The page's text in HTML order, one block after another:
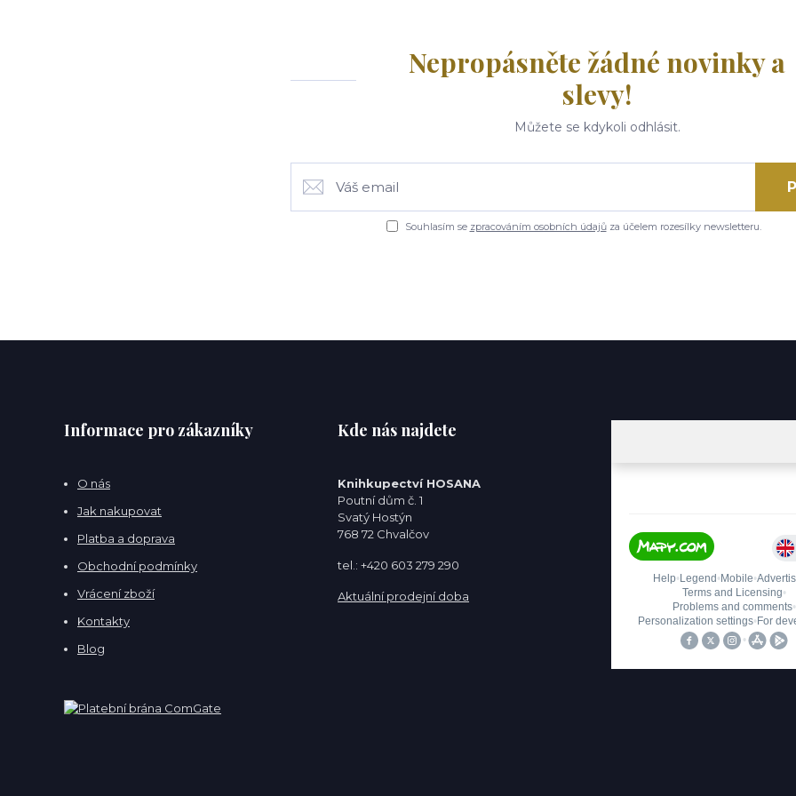
Nepropásněte žádné novinky a
slevy!
Můžete se kdykoli odhlásit.
Souhlasím se zpracováním osobních údajůza účelem rozesílky newsletteru.
Informace pro zákazníky
O nás
Jak nakupovat
Platba a doprava
Obchodní podmínky
Vrácení zboží
Kontakty
Blog
Kde nás najdete
Knihkupectví HOSANA
Poutní dům č. 1
Svatý Hostýn
768 72 Chvalčov
tel.: +420 603 279 290
Aktuální prodejní doba